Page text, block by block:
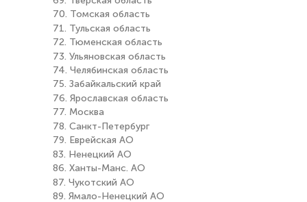
70. Томская область
71. Тульская область
72. Тюменская область
73. Ульяновская область
74. Челябинская область
75. Забайкальский край
76. Ярославская область
77. Москва
78. Санкт-Петербург
79. Еврейская АО
83. Ненецкий АО
86. Ханты-Манс. АО
87. Чукотский АО
89. Ямало-Ненецкий АО